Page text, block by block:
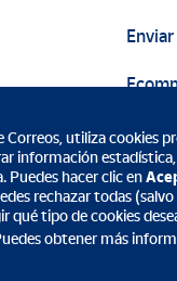
Enviar
Correos, utiliza cookies
información
Puedes hacer clic en
rechazar todas (salvo
qué tipo de cookies
obtener más